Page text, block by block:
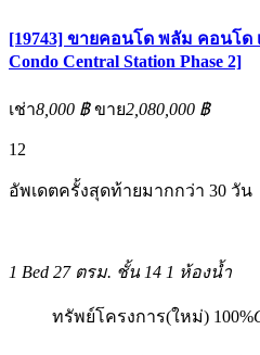
[19743] ขายคอนโด พลัม คอนโด
Condo Central Station Phase 2]
เช่า8,000 ฿ ขาย2,080,000 ฿
12
อัพเดตครั้งสุดท้ายมากกว่า 30 วัน
1 Bed 27 ตรม. ชั้น 14 1 ห้องน้ำ
ทรัพย์โครงการ(ใหม่) 100%